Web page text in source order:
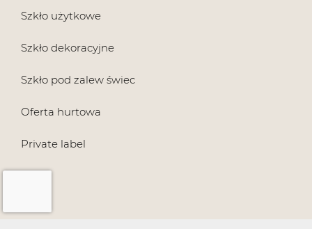
Szkło użytkowe
Szkło dekoracyjne
Szkło pod zalew świec
Oferta hurtowa
Private label